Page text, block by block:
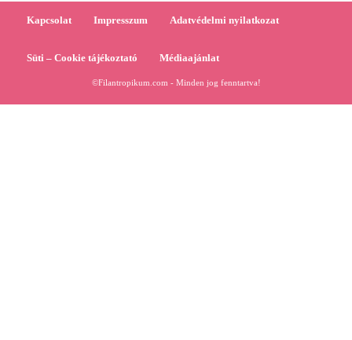
Kapcsolat Impresszum Adatvédelmi nyilatkozat
Süti – Cookie tájékoztató Médiaajánlat
©Filantropikum.com - Minden jog fenntartva!